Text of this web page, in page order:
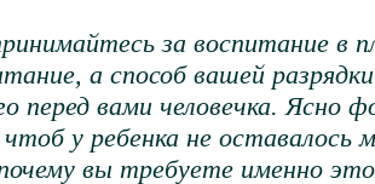
за воспитание в
а способ вашей
перед вами человечка. Ясно
у ребенка не оставалось
вы требуете именно